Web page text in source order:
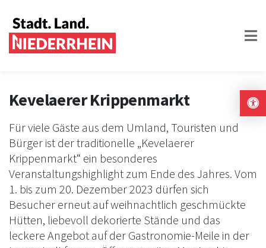
Kevelaerer Krippenmarkt
Für viele Gäste aus dem Umland, Touristen und
Bürger ist der traditionelle „Kevelaerer
Krippenmarkt“ ein besonderes
Veranstaltungshighlight zum Ende des Jahres. Vom
1. bis zum 20. Dezember 2023 dürfen sich
Besucher erneut auf weihnachtlich geschmückte
Hütten, liebevoll dekorierte Stände und das
leckere Angebot auf der Gastronomie-Meile in der